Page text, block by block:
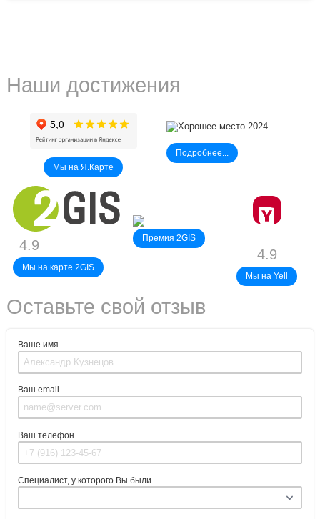
Наши достижения
Мы на Я.Карте
Подробнее...
4.9
Мы на карте 2GIS
Премия 2GIS
4.9
Мы на Yell
Оставьте свой отзыв
Ваше имя
Ваш email
Ваш телефон
Специалист, у которого Вы были